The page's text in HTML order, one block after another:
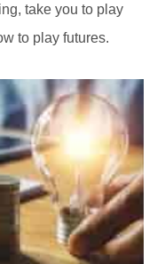
take you to play
to play futures.